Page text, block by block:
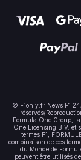
© F1only.fr News F1
réservés/
Formula One Group,
One Licensing B.V. et
termes F1,
combinaison de ces
du Monde de
peuvent être utilisés